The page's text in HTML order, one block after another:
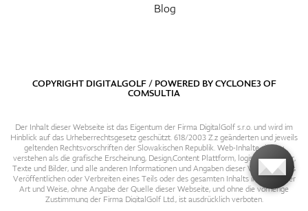
Blog
COPYRIGHT DIGITALGOLF / POWERED BYCYCLONE3OF
COMSULTIA
Der Inhalt dieser Webseite ist das Eigentum der Firma DigitalGolf s.r.o. und wird im
Hinblick auf das Urheberrechtsgesetz geschützt. 618/2003 Z.z geänderten und jeweils
geltenden Rechtsvorschriften der Slowakischen Republik. Web-Inhalte sind zu
verstehen als die grafische Erscheinung, Design,Content Plattform, logische Struktur,
Texte und Bilder, und alle anderen Informationen und Angaben dieser Webseite. Das
Veröffentlichen oder Verbreiten eines Teils oder des gesamten Inhalts in irgendeiner
Art und Weise, ohne Angabe der Quelle dieser Webseite, und ohne die vorherige
Zustimmung der Firma DigitalGolf Ltd., ist ausdrücklich verboten.